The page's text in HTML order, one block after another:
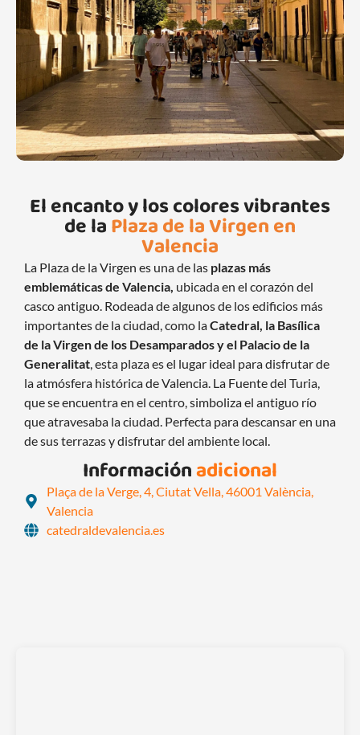
El encanto y los colores vibrantes
de laPlaza de la Virgen en
Valencia
La Plaza de la Virgen es una de las plazas más
emblemáticas de Valencia, ubicada en el corazón del
casco antiguo. Rodeada de algunos de los edificios más
importantes de la ciudad, como laCatedral, la Basílica
de la Virgen de los Desamparados y el Palacio de la
Generalitat , esta plaza es el lugar ideal para disfrutar de
la atmósfera histórica de Valencia. La Fuente del Turia,
que se encuentra en el centro, simboliza el antiguo río
que atravesaba la ciudad. Perfecta para descansar en una
de sus terrazas y disfrutar del ambiente local.
Informaciónadicional
Plaça de la Verge, 4, Ciutat Vella, 46001 València,
Valencia
catedraldevalencia.es